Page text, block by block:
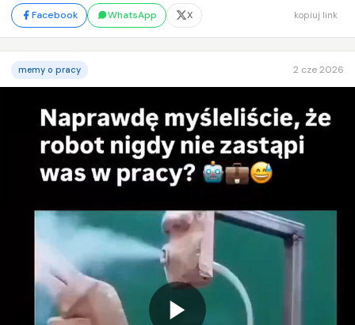
Facebook WhatsApp X kopiuj link
memy o pracy 2 cze 2026